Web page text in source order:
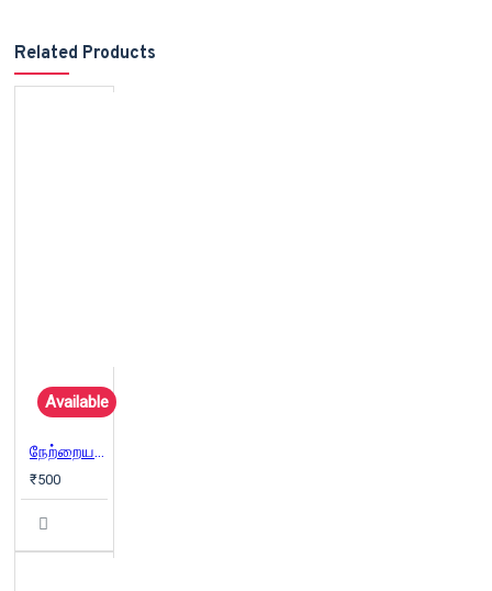
Related Products
Available
நேற்றைய காற்று: 20 திரைக்கவிராயர்களின் கதை
₹500